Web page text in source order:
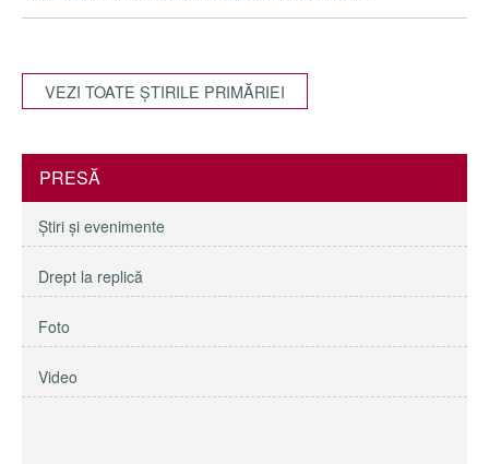
VEZI TOATE ŞTIRILE PRIMĂRIEI
PRESĂ
Ştiri şi evenimente
Drept la replică
Foto
Video